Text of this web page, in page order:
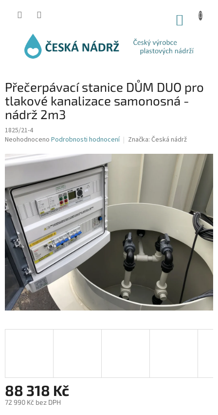
Přečerpávací stanice DŮM DUO pro
tlakové kanalizace samonosná -
nádrž 2m3
1825/21-4
Průměrné
produktu
je
z
5
hvězdiček.
Neohodnoceno Podrobnosti hodnocení Značka: Česká nádrž
88 318 Kč
72 990 Kč bez DPH